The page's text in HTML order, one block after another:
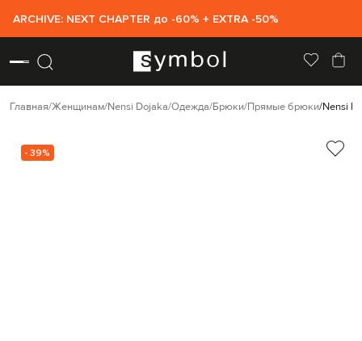
ARCHIVE: NEXT CHAPTER до -60% + EXTRA -50%
Главная Женщинам Nensi Dojaka Одежда Брюки Прямые брюки Nensi
- 39%